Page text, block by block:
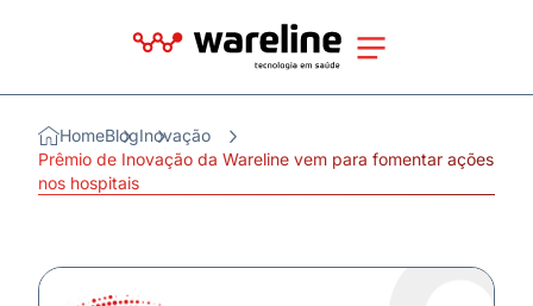
HomeBlogInovação
Prêmio de Inovação da Wareline vem para fomentar ações
nos hospitais